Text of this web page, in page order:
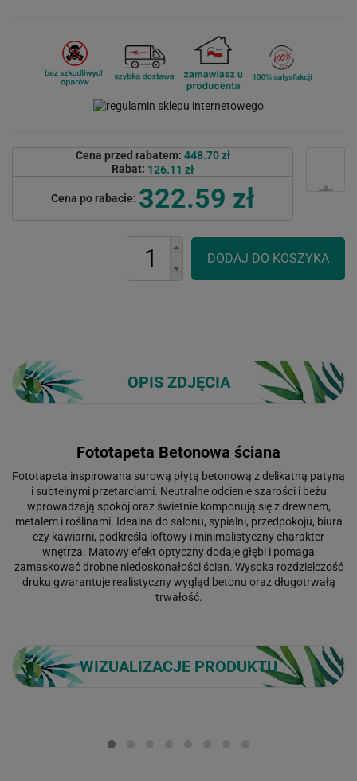
Cena przed rabatem: 448.70 zł
Rabat: 126.11 zł
Cena po rabacie: 322.59 zł
OPIS ZDJĘCIA
Fototapeta Betonowa ściana
Fototapeta inspirowana surową płytą betonową z delikatną patyną
i subtelnymi przetarciami. Neutralne odcienie szarości i beżu
wprowadzają spokój oraz świetnie komponują się z drewnem,
metalem i roślinami. Idealna do salonu, sypialni, przedpokoju, biura
czy kawiarni, podkreśla loftowy i minimalistyczny charakter
wnętrza. Matowy efekt optyczny dodaje głębi i pomaga
zamaskować drobne niedoskonałości ścian. Wysoka rozdzielczość
druku gwarantuje realistyczny wygląd betonu oraz długotrwałą
trwałość.
WIZUALIZACJE PRODUKTU